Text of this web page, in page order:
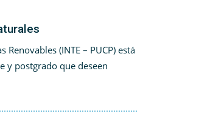
(INTE – PUCP) está
y postgrado que deseen